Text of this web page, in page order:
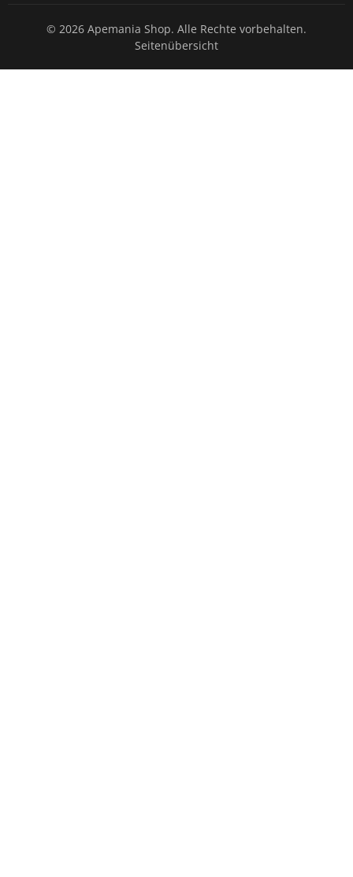
© 2026 Apemania Shop. Alle Rechte vorbehalten.
Seitenübersicht